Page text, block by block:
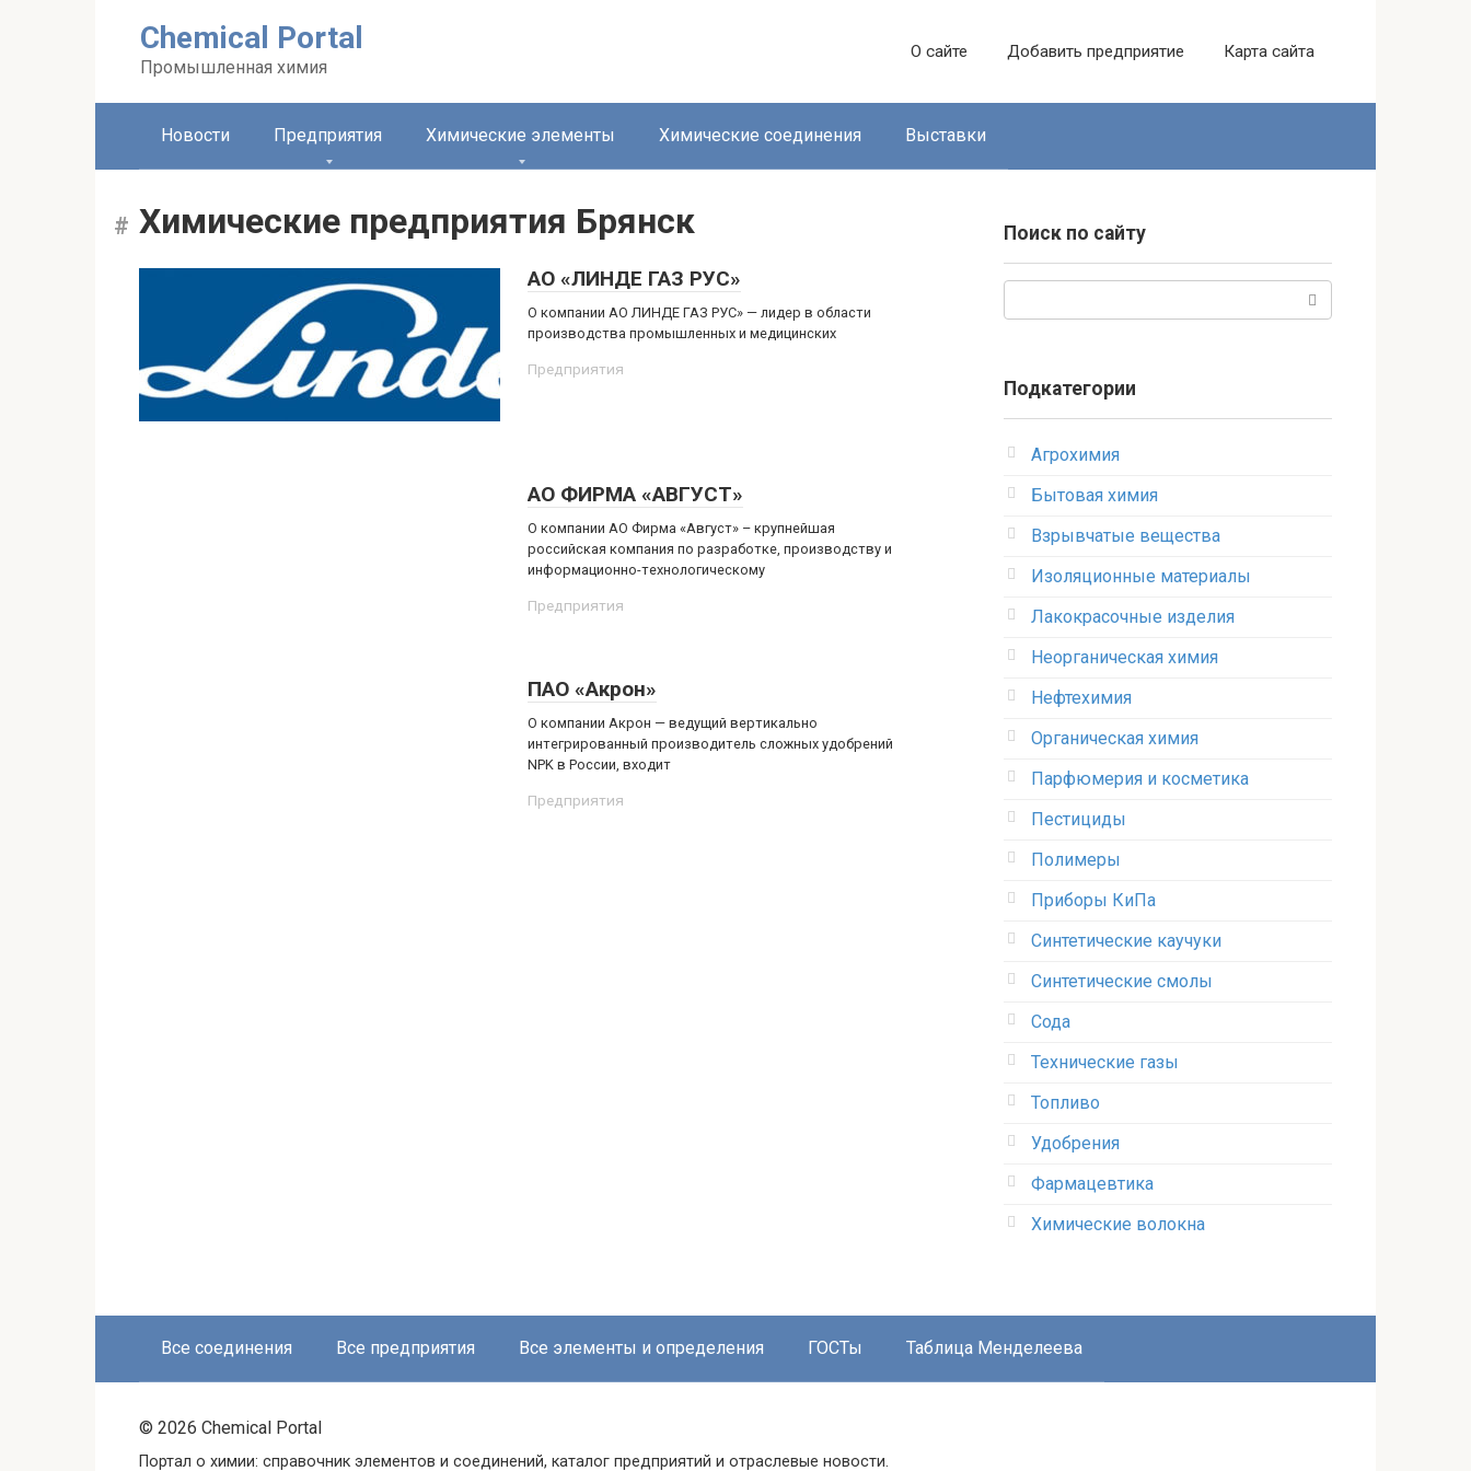
Chemical Portal
Промышленная химия
О сайте Добавить предприятие Карта сайта
Новости Предприятия Химические элементы Химические соединения Выставки
Химические предприятия Брянск
АО «ЛИНДЕ ГАЗ РУС»
О компании АО ЛИНДЕ ГАЗ РУС» — лидер в области
производства промышленных и медицинских
Предприятия
АО ФИРМА «АВГУСТ»
О компании АО Фирма «Август» – крупнейшая
российская компания по разработке, производству и
информационно-технологическому
Предприятия
ПАО «Акрон»
О компании Акрон — ведущий вертикально
интегрированный производитель сложных удобрений
NPK в России, входит
Предприятия
Поиск по сайту
Подкатегории
Агрохимия
Бытовая химия
Взрывчатые вещества
Изоляционные материалы
Лакокрасочные изделия
Неорганическая химия
Нефтехимия
Органическая химия
Парфюмерия и косметика
Пестициды
Полимеры
Приборы КиПа
Синтетические каучуки
Синтетические смолы
Сода
Технические газы
Топливо
Удобрения
Фармацевтика
Химические волокна
Все соединения Все предприятия Все элементы и определения ГОСТы Таблица Менделеева
© 2026 Chemical Portal
Портал о химии: справочник элементов и соединений, каталог предприятий и отраслевые новости.